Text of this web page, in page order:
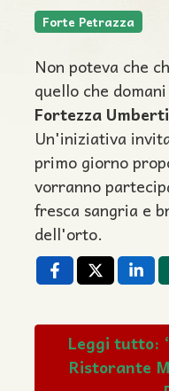
Forte Petrazza
Non poteva che
quello che
Fortezza
Un'iniziativa
primo giorno
vorranno
fresca sangria e
dell'orto.
Leggi tutto:
Ristorante